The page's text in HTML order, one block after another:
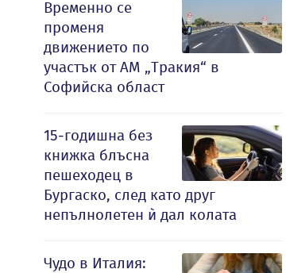
Временно се
променя
движението по
участък от АМ „Тракия“ в
Софийска област
15-годишна без
книжка блъсна
пешеходец в
Бургаско, след като друг
непълнолетен ѝ дал колата
Чудо в Италия: